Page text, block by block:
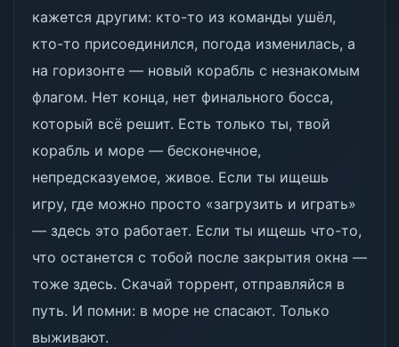
кажется другим: кто-то из команды ушёл,
кто-то присоединился, погода изменилась, а
на горизонте — новый корабль с незнакомым
флагом. Нет конца, нет финального босса,
который всё решит. Есть только ты, твой
корабль и море — бесконечное,
непредсказуемое, живое. Если ты ищешь
игру, где можно просто «загрузить и играть»
— здесь это работает. Если ты ищешь что-то,
что останется с тобой после закрытия окна —
тоже здесь. Скачай торрент, отправляйся в
путь. И помни: в море не спасают. Только
выживают.